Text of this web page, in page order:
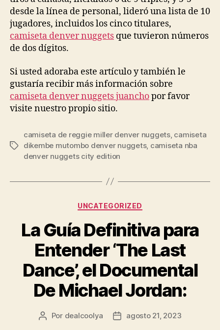
desde la línea de personal, lideró una lista de 10
jugadores, incluidos los cinco titulares,
camiseta denver nuggets que tuvieron números
de dos dígitos.
Si usted adoraba este artículo y también le
gustaría recibir más información sobre
camiseta denver nuggets juanchopor favor
visite nuestro propio sitio.
Etiquetas
camiseta de reggie miller denver nuggets, camiseta
dikembe mutombo denver nuggets, camiseta nba
denver nuggets city edition
Categorías
UNCATEGORIZED
La Guía Definitiva para
Entender ‘The Last
Dance’, el Documental
De Michael Jordan:
Autor
Por dealcoolya
Fechaagosto 21, 2023